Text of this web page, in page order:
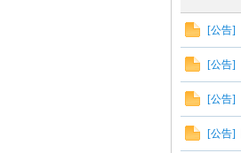
[公告]
[公告]
[公告]
[公告]